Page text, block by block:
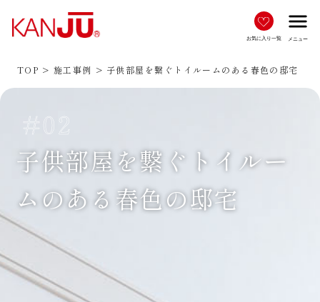
お気に入り一覧
menu
メニュー
TOP 施工事例 子供部屋を繋ぐトイルームのある春色の邸宅
#02
子供部屋を繋ぐトイルー
ムのある春色の邸宅